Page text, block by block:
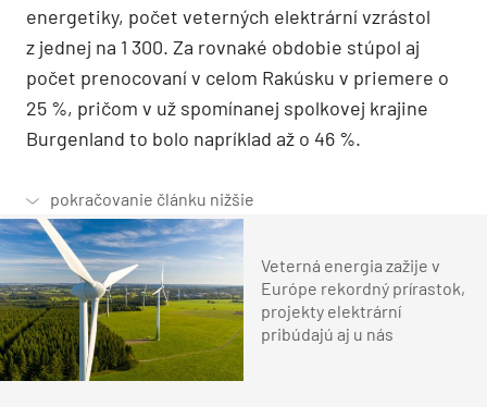
energetiky, počet veterných elektrární vzrástol
z jednej na 1 300. Za rovnaké obdobie stúpol aj
počet prenocovaní v celom Rakúsku v priemere o
25 %, pričom v už spomínanej spolkovej krajine
Burgenland to bolo napríklad až o 46 %.
Veterná energia zažije v
Európe rekordný prírastok,
projekty elektrární
pribúdajú aj u nás